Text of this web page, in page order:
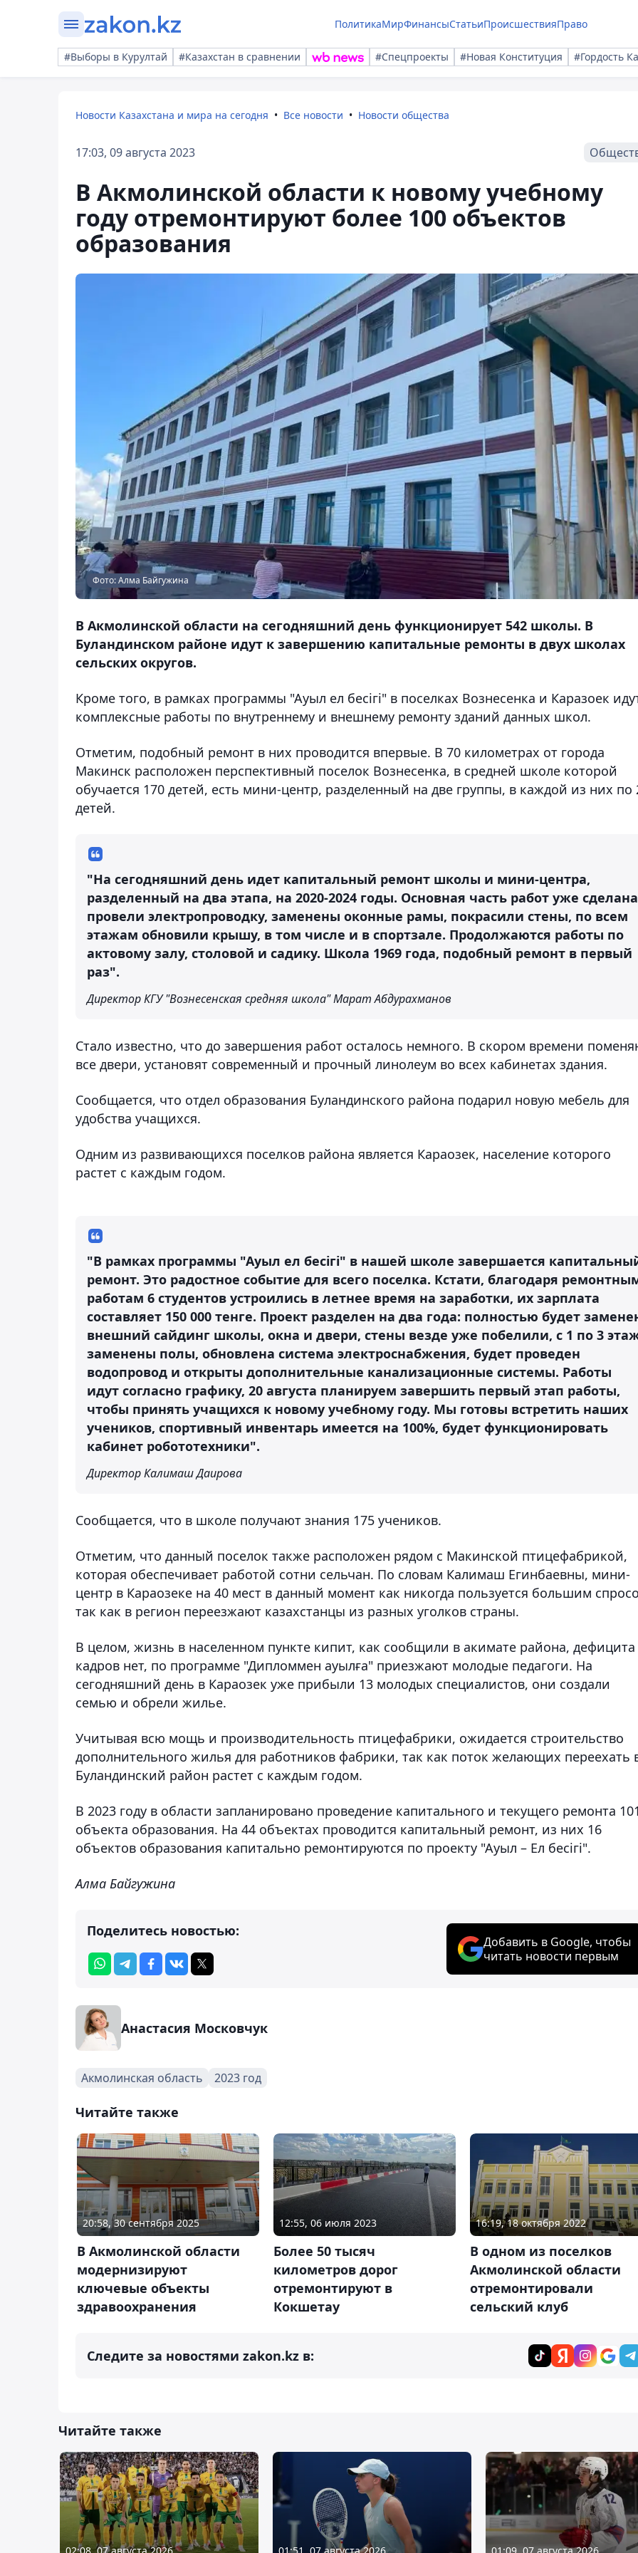
ПолитикаМирФинансыСтатьиПроисшествияПраво
#Выборы в Курултай #Казахстан в сравнении #Спецпроекты #Новая Конституция #Гордость
Новости Казахстана и мира на сегодня Все новости Новости общества
17:03, 09 августа 2023
В Акмолинской области к новому учебному
году отремонтируют более 100 объектов
образования
Фото: Алма Байгужина
В Акмолинской области на сегодняшний день функционирует 542 школы. В
Буландинском районе идут к завершению капитальные ремонты в двух школах
сельских округов.
Кроме того, в рамках программы "Ауыл ел бесігі" в поселках Вознесенка и Каразоек
комплексные работы по внутреннему и внешнему ремонту зданий данных школ.
Отметим, подобный ремонт в них проводится впервые. В 70 километрах от города
Макинск расположен перспективный поселок Вознесенка, в средней школе которой
обучается 170 детей, есть мини-центр, разделенный на две группы, в каждой из них по
детей.
"На сегодняшний день идет капитальный ремонт школы и мини-центра,
разделенный на два этапа, на 2020-2024 годы. Основная часть работ уже
провели электропроводку, заменены оконные рамы, покрасили стены, по всем
этажам обновили крышу, в том числе и в спортзале. Продолжаются работы по
актовому залу, столовой и садику. Школа 1969 года, подобный ремонт в первый
раз".
Директор КГУ "Вознесенская средняя школа" Марат Абдурахманов
Стало известно, что до завершения работ осталось немного. В скором времени
все двери, установят современный и прочный линолеум во всех кабинетах здания.
Сообщается, что отдел образования Буландинского района подарил новую мебель для
удобства учащихся.
Одним из развивающихся поселков района является Караозек, население которого
растет с каждым годом.
"В рамках программы "Ауыл ел бесігі" в нашей школе завершается
ремонт. Это радостное событие для всего поселка. Кстати, благодаря
работам 6 студентов устроились в летнее время на заработки, их зарплата
составляет 150 000 тенге. Проект разделен на два года: полностью будет
внешний сайдинг школы, окна и двери, стены везде уже побелили, с 1 по 3
заменены полы, обновлена система электроснабжения, будет проведен
водопровод и открыты дополнительные канализационные системы. Работы
идут согласно графику, 20 августа планируем завершить первый этап работы,
чтобы принять учащихся к новому учебному году. Мы готовы встретить наших
учеников, спортивный инвентарь имеется на 100%, будет функционировать
кабинет робототехники".
Директор Калимаш Даирова
Сообщается, что в школе получают знания 175 учеников.
Отметим, что данный поселок также расположен рядом с Макинской птицефабрикой,
которая обеспечивает работой сотни сельчан. По словам Калимаш Егинбаевны, мини-
центр в Караозеке на 40 мест в данный момент как никогда пользуется большим
так как в регион переезжают казахстанцы из разных уголков страны.
В целом, жизнь в населенном пункте кипит, как сообщили в акимате района, дефицита
кадров нет, по программе "Дипломмен ауылға" приезжают молодые педагоги. На
сегодняшний день в Караозек уже прибыли 13 молодых специалистов, они создали
семью и обрели жилье.
Учитывая всю мощь и производительность птицефабрики, ожидается строительство
дополнительного жилья для работников фабрики, так как поток желающих переехать
Буландинский район растет с каждым годом.
В 2023 году в области запланировано проведение капитального и текущего ремонта
объекта образования. На 44 объектах проводится капитальный ремонт, из них 16
объектов образования капитально ремонтируются по проекту "Ауыл – Ел бесігі".
Алма Байгужина
Поделитесь новостью:
Добавить в Google, чтобы
читать новости первым
Анастасия Московчук
Акмолинская область 2023 год
Читайте также
20:58, 30 сентября 2025
В Акмолинской области
модернизируют
ключевые объекты
здравоохранения
12:55, 06 июля 2023
Более 50 тысяч
километров дорог
отремонтируют в
Кокшетау
16:19, 18 октября 2022
В одном из поселков
Акмолинской области
отремонтировали
сельский клуб
Следите за новостями zakon.kz в:
Читайте также